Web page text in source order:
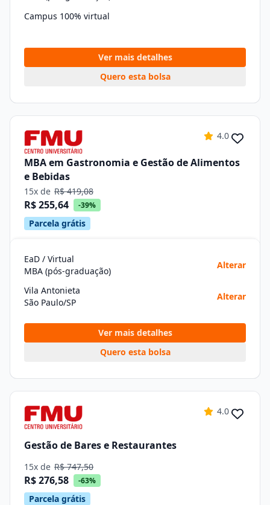
Campus 100% virtual
Ver mais detalhes
Quero esta bolsa
4.0
MBA em Gastronomia e Gestão de Alimentos
e Bebidas
15x de R$ 419,08
R$ 255,64 -39%
Parcela grátis
EaD / Virtual
MBA (pós-graduação)
Alterar
Vila Antonieta
São Paulo/SP
Alterar
Ver mais detalhes
Quero esta bolsa
4.0
Gestão de Bares e Restaurantes
15x de R$ 747,50
R$ 276,58 -63%
Parcela grátis